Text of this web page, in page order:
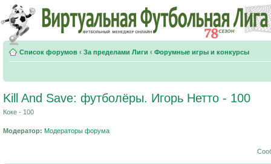
Список форумов ‹ За пределами Лиги ‹ Форумные игры и конкурсы
Kill And Save: футболёры. Игорь Нетто - 100
Коке - 100
Модератор: Модераторы форума